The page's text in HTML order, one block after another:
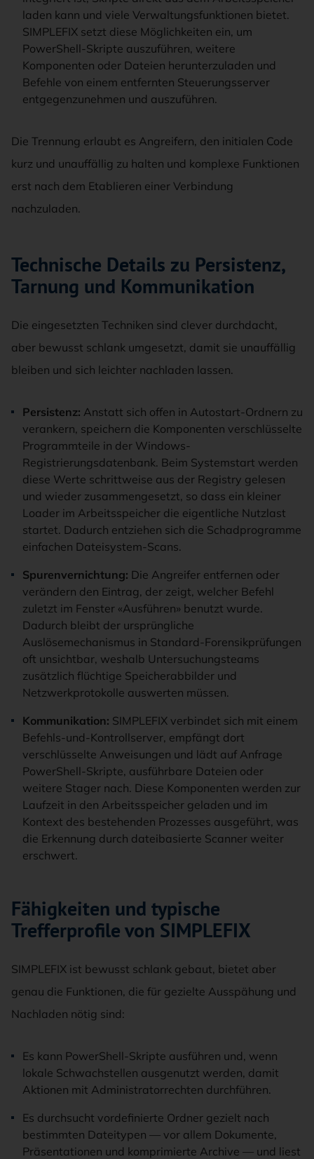
laden kann und viele Verwaltungsfunktionen bietet.
SIMPLEFIX setzt diese Möglichkeiten ein, um
PowerShell-Skripte auszuführen, weitere
Komponenten oder Dateien herunterzuladen und
Befehle von einem entfernten Steuerungsserver
entgegenzunehmen und auszuführen.
Die Trennung erlaubt es Angreifern, den initialen Code
kurz und unauffällig zu halten und komplexe Funktionen
erst nach dem Etablieren einer Verbindung
nachzuladen.
Technische Details zu Persistenz,
Tarnung und Kommunikation
Die eingesetzten Techniken sind clever durchdacht,
aber bewusst schlank umgesetzt, damit sie unauffällig
bleiben und sich leichter nachladen lassen.
Persistenz: Anstatt sich offen in Autostart-Ordnern zu
verankern, speichern die Komponenten verschlüsselte
Programmteile in der Windows-
Registrierungsdatenbank. Beim Systemstart werden
diese Werte schrittweise aus der Registry gelesen
und wieder zusammengesetzt, so dass ein kleiner
Loader im Arbeitsspeicher die eigentliche Nutzlast
startet. Dadurch entziehen sich die Schadprogramme
einfachen Dateisystem-Scans.
Spurenvernichtung: Die Angreifer entfernen oder
verändern den Eintrag, der zeigt, welcher Befehl
zuletzt im Fenster «Ausführen» benutzt wurde.
Dadurch bleibt der ursprüngliche
Auslösemechanismus in Standard-Forensikprüfungen
oft unsichtbar, weshalb Untersuchungsteams
zusätzlich flüchtige Speicherabbilder und
Netzwerkprotokolle auswerten müssen.
Kommunikation: SIMPLEFIX verbindet sich mit einem
Befehls-und-Kontrollserver, empfängt dort
verschlüsselte Anweisungen und lädt auf Anfrage
PowerShell-Skripte, ausführbare Dateien oder
weitere Stager nach. Diese Komponenten werden zur
Laufzeit in den Arbeitsspeicher geladen und im
Kontext des bestehenden Prozesses ausgeführt, was
die Erkennung durch dateibasierte Scanner weiter
erschwert.
Fähigkeiten und typische
Trefferprofile von SIMPLEFIX
SIMPLEFIX ist bewusst schlank gebaut, bietet aber
genau die Funktionen, die für gezielte Ausspähung und
Nachladen nötig sind:
Es kann PowerShell-Skripte ausführen und, wenn
lokale Schwachstellen ausgenutzt werden, damit
Aktionen mit Administratorrechten durchführen.
Es durchsucht vordefinierte Ordner gezielt nach
bestimmten Dateitypen — vor allem Dokumente,
Präsentationen und komprimierte Archive — und liest